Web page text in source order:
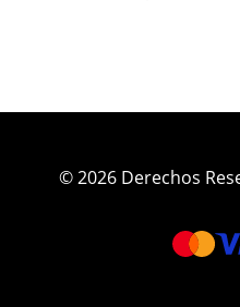
© 2026 Derechos